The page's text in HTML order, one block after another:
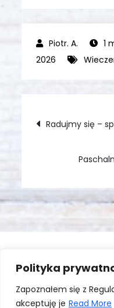
Polityka
Zapoznałem się z
akceptuję je Read More
1
2026
wpisu
Radujmy się –
Zaloguj się